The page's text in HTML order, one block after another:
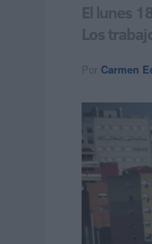
El lunes
Los
Por Carmen